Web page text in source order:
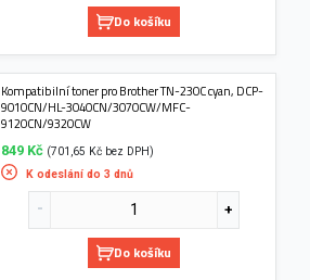
Do košíku
Kompatibilní toner pro Brother TN-230C cyan, DCP-
9010CN/HL-3040CN/3070CW/MFC-
9120CN/9320CW
849 Kč (701,65 Kč bez DPH)
K odeslání do 3 dnů
Do košíku